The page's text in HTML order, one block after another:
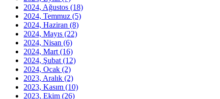
2024, Ağustos (18)
2024, Temmuz (5)
2024, Haziran (8)
2024, Mayıs (22)
2024, Nisan (6)
2024, Mart (16)
2024, Şubat (12)
2024, Ocak (2)
2023, Aralık (2)
2023, Kasım (10)
2023, Ekim (26)